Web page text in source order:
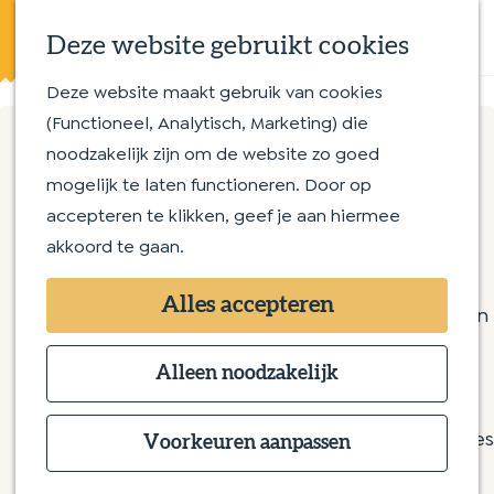
Deze website gebruikt cookies
Deze website maakt gebruik van cookies
(Functioneel, Analytisch, Marketing) die
noodzakelijk zijn om de website zo goed
mogelijk te laten functioneren. Door op
accepteren te klikken, geef je aan hiermee
akkoord te gaan.
Alles accepteren
Alleen noodzakelijk
Voorkeuren aanpassen
K
a
a
r
t
Z
o
e
k
e
n
M
e
n
u
Op en aan het water
Met kinderen
Routes
Wandelroutes
Fietsroutes
Overnachten
Bijzonder overnachten
Bed & Breakfast
Hotel
Camping
Groepsaccommodaties
Tangosalon El Corazon
Kerkwijk 61
5258 KB Berlicum
a
r
T
a
a
r
E-mailn
a
a
Websitev